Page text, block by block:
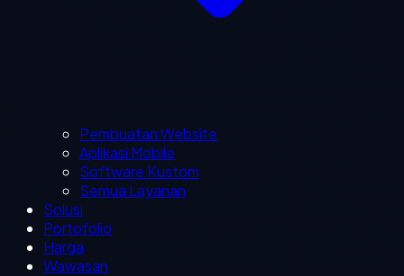
Pembuatan Website
Aplikasi Mobile
Software Kustom
Semua Layanan
Solusi
Portofolio
Harga
Wawasan